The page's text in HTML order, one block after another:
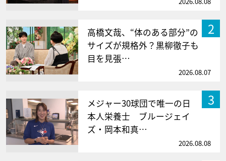
2
高橋文哉、“体のある部分”の
サイズが規格外？黒柳徹子も
目を見張…
2026.08.07
3
メジャー30球団で唯一の日
本人栄養士 ブルージェイ
ズ・岡本和真…
2026.08.08